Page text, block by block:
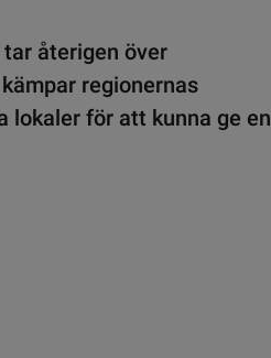
återigen över
regionernas
lokaler för att kunna ge en